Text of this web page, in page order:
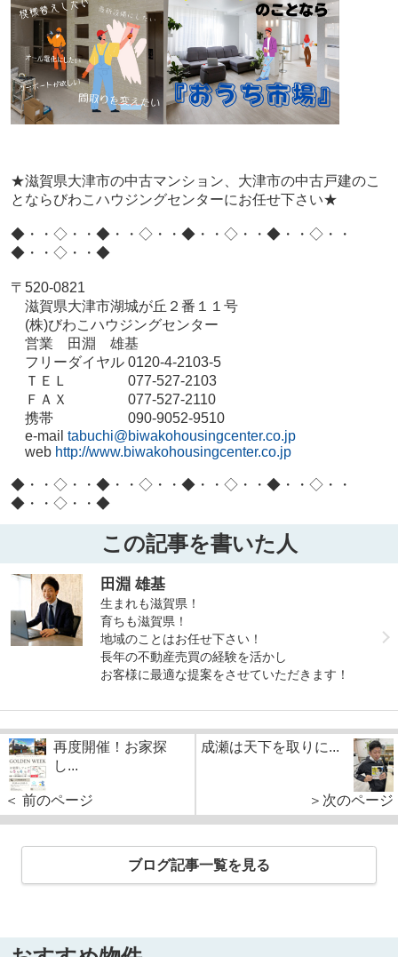
★滋賀県大津市の中古マンション、大津市の中古戸建のこ
とならびわこハウジングセンターにお任せ下さい★
◆・・◇・・◆・・◇・・◆・・◇・・◆・・◇・・
◆・・◇・・◆
〒520-0821
滋賀県大津市湖城が丘２番１１号
(株)びわこハウジングセンター
営業 田淵 雄基
フリーダイヤル 0120-4-2103-5
ＴＥＬ 077-527-2103
ＦＡＸ 077-527-2110
携帯 090-9052-9510
e-mail tabuchi@biwakohousingcenter.co.jp
web http://www.biwakohousingcenter.co.jp
◆・・◇・・◆・・◇・・◆・・◇・・◆・・◇・・
◆・・◇・・◆
この記事を書いた人
田淵 雄基
生まれも滋賀県！
育ちも滋賀県！
地域のことはお任せ下さい！
長年の不動産売買の経験を活かし
お客様に最適な提案をさせていただきます！
再度開催！お家探
し...
＜ 前のページ
成瀬は天下を取りに...
＞次のページ
ブログ記事一覧を見る